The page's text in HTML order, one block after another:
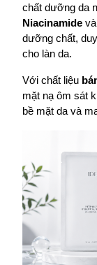
chất dưỡng da
Niacinamide
dưỡng chất,
cho làn da.
Với chất liệu
mặt nạ ôm sát